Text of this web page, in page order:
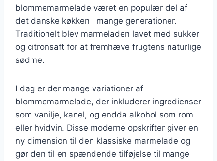
blommemarmelade været en populær del af
det danske køkken i mange generationer.
Traditionelt blev marmeladen lavet med sukker
og citronsaft for at fremhæve frugtens naturlige
sødme.
I dag er der mange variationer af
blommemarmelade, der inkluderer ingredienser
som vanilje, kanel, og endda alkohol som rom
eller hvidvin. Disse moderne opskrifter giver en
ny dimension til den klassiske marmelade og
gør den til en spændende tilføjelse til mange